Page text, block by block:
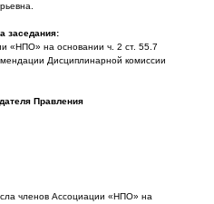
заседания:
«НПО» на основании ч. 2 ст. 55.7
Дисциплинарной комиссии
Правления
членов Ассоциации «НПО» на